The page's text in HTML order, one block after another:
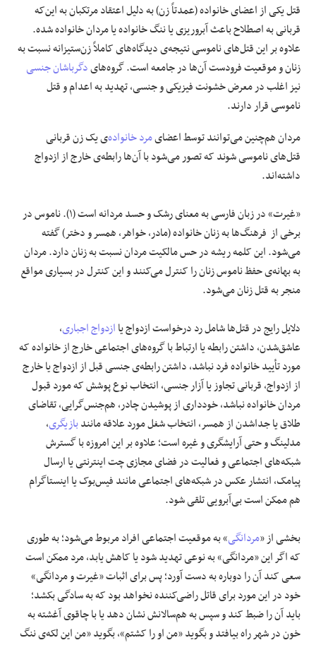
قتل یکی از اعضای خانواده (عمدتاً زن) به دلیل اعتقاد مرتکبان به این‌که
قربانی به اصطلاح باعث آبروریزی یا ننگ خانواده یا مردان خانواده شده.
علاوه بر این قتل‌های ناموسی نتیجه‌ی دیدگاه‌های کاملاً زن‌ستیزانه نسبت به
زنان و موقعیت فرودست آن‌ها در جامعه است. گروه‌هایدگرباشان جنسی
نیز اغلب در معرض خشونت فیزیکی و جنسی، تهدید به اعدام و قتل
ناموسی قرار دارند.
مردان هم‌چنین می‌توانند توسط اعضایمرد خانواده‌‌ی یک زن قربانی
قتل‌های ناموسی شوند که تصور می‌شود با آن‌ها رابطه‌ی خارج از ازدواج
داشته‌اند.
«غیرت» در زبان فارسی به معنای رشک و حسد مردانه است (۱). ناموس در
برخی از فرهنگ‌ها به زنان خانواده (مادر، خواهر، همسر و دختر) گفته
می‌شود. این کلمه ریشه در حس مالکیت مردان نسبت به زنان دارد. مردان
به بهانه‌ی حفظ ناموس زنان را کنترل می‌کنند و این کنترل در بسیاری مواقع
منجر به قتل زنان می‌شود.
دلایل رایج در قتل‌ها شامل رد درخواست ازدواج یاازدواج اجباری،
عاشق‌شدن، داشتن رابطه یا ارتباط با گروه‌های اجتماعی خارج از خانواده که
مورد تأیید خانواده فرد نباشد، داشتن رابطه‌ی جنسی قبل از ازدواج یا خارج
از ازدواج، قربانی تجاوز یا آزار جنسی، انتخاب نوع پوشش که مورد قبول
مردان خانواده نباشد، خودداری از پوشیدن چادر، هم‌جنس‌گرایی، تقاضای
طلاق یا جداشدن از همسر، انتخاب شغل مورد علاقه مانندبازیگری،
مدلینگ و حتی آرایشگری و غیره است؛ علاوه بر این امروزه با گسترش
شبکه‌های اجتماعی و فعالیت در فضای مجازی چت اینترنتی یا ارسال
پیامک، انتشار عکس در شبکه‌های اجتماعی مانند فیس‌بوک یا اینستاگرام
هم ممکن است بی‌آبرویی تلقی شود.
بخشی از «مردانگی» به موقعیت اجتماعی افراد مربوط می‌شود؛ به طوری
که اگر این «مردانگی» به نوعی تهدید شود یا کاهش یابد، مرد ممکن است
سعی کند آن را دوباره به دست آورد؛ پس برای اثبات «غیرت و مردانگی»
خود در این مورد برای قاتل راضی‌کننده نخواهد بود که به سادگی بکشد؛
باید آن را ضبط کند و سپس به هم‌سالانش نشان دهد یا با چاقوی آغشته به
خون در شهر راه بیافتد و بگوید «من او را کشتم»، بگوید «من این لکه‌ی ننگ